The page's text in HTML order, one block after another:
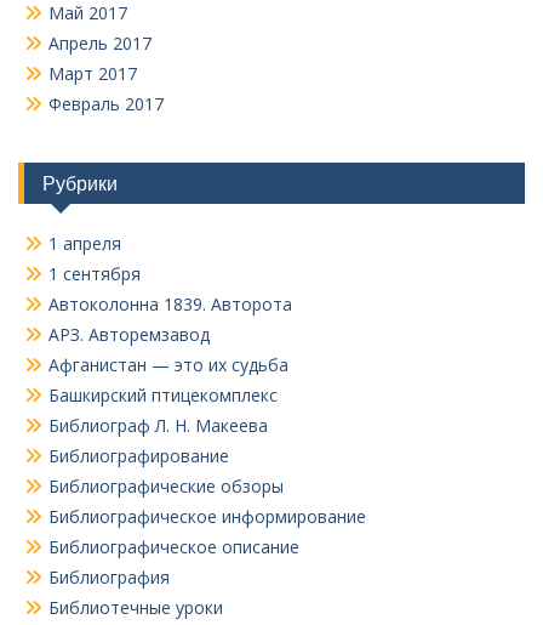
Май 2017
Апрель 2017
Март 2017
Февраль 2017
Рубрики
1 апреля
1 сентября
Автоколонна 1839. Авторота
АРЗ. Авторемзавод
Афганистан — это их судьба
Башкирский птицекомплекс
Библиограф Л. Н. Макеева
Библиографирование
Библиографические обзоры
Библиографическое информирование
Библиографическое описание
Библиография
Библиотечные уроки